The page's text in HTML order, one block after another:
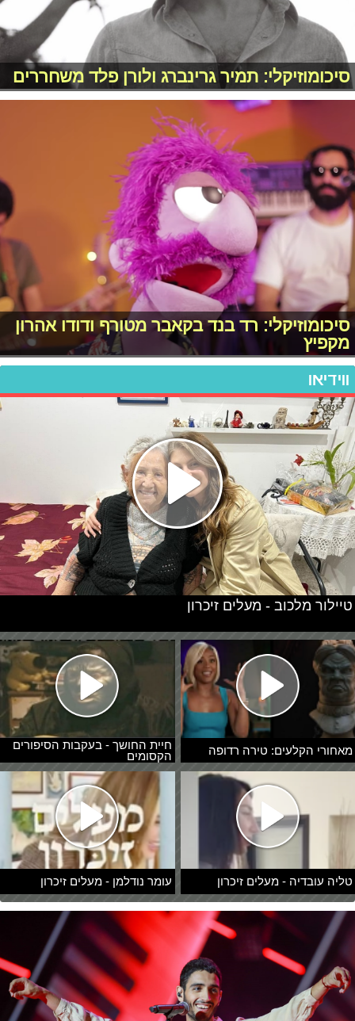
סיכומוזיקלי: תמיר גרינברג ולורן פלד משחררים
סיכומוזיקלי: רד בנד בקאבר מטורף ודודו אהרון
מקפיץ
ווידיאו
מאחורי הקלעים: טירה רדופה
חיית החושך - בעקבות הסיפורים
הקסומים
טליה עובדיה - מעלים זיכרון עומר נודלמן - מעלים זיכרון
טיילור מלכוב - מעלים זיכרון